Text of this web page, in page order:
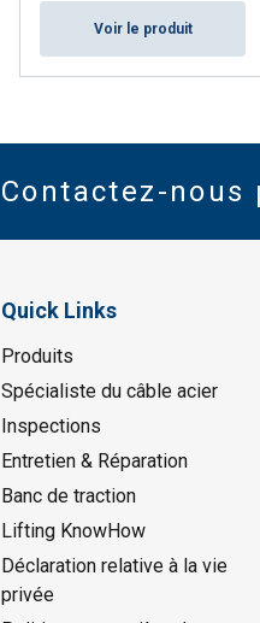
Voir le produit
Contactez-nous
Quick Links
Produits
Spécialiste du câble acier
Inspections
Entretien & Réparation
Banc de traction
Lifting KnowHow
Déclaration relative à la vie
privée